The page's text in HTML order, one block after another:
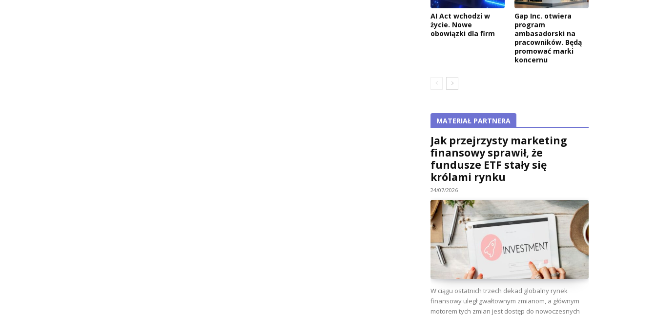
AI Act wchodzi w
życie. Nowe
obowiązki dla firm
Gap Inc. otwiera
program
ambasadorski na
pracowników. Będą
promować marki
koncernu
MATERIAŁ PARTNERA
Jak przejrzysty marketing
finansowy sprawił, że
fundusze ETF stały się
królami rynku
24/07/2026
W ciągu ostatnich trzech dekad globalny rynek
finansowy uległ gwałtownym zmianom, a głównym
motorem tych zmian jest dostęp do nowoczesnych